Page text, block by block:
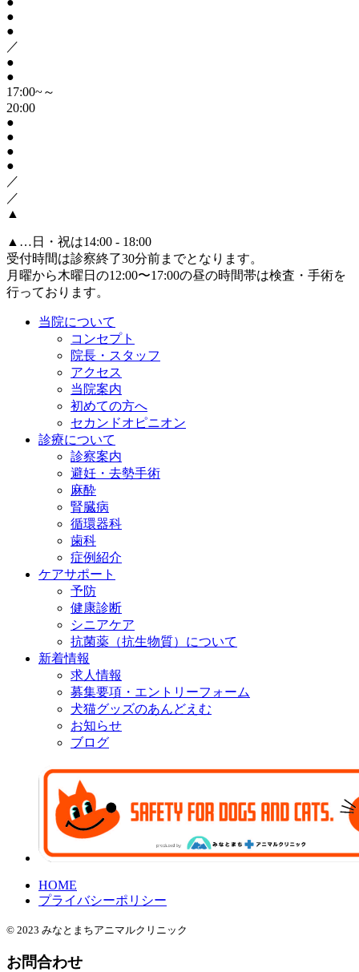
●
●
／
●
●
17:00~～
20:00
●
●
●
●
／
／
▲
▲ …日・祝は14:00 - 18:00
受付時間は診察終了30分前までとなります。
月曜から木曜日の12:00〜17:00の昼の時間帯は検査・手術を
行っております。
当院について
コンセプト
院長・スタッフ
アクセス
当院案内
初めての方へ
セカンドオピニオン
診療について
診察案内
避妊・去勢手術
麻酔
腎臓病
循環器科
歯科
症例紹介
ケアサポート
予防
健康診断
シニアケア
抗菌薬（抗生物質）について
新着情報
求人情報
募集要項・エントリーフォーム
犬猫グッズのあんどえむ
お知らせ
ブログ
HOME
プライバシーポリシー
© 2023 みなとまちアニマルクリニック
お問合わせ